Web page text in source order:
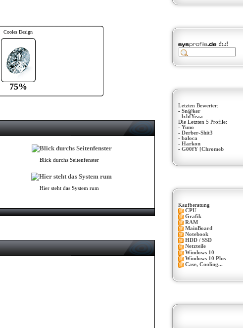
Cooles Design
75%
Blick durchs Seitenfenster
Hier steht das System rum
Letzten Bewerter:
- Sn@ker
- lxbfYeaa
Die Letzten 5 Profile:
- Yuno
- Derber-Shit3
- baloca
- Harkon
- G00fY [Chromeb
Kaufberatung
CPU
Grafik
RAM
MainBoard
Notebook
HDD / SSD
Netzteile
Windows 10
Windows 10 Plus
Case, Cooling...